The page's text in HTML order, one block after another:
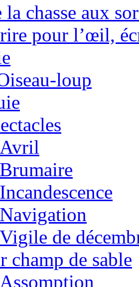
la chasse aux
pour l’œil,
loup
Avril
Brumaire
Incandescence
Navigation
Vigile de
champ de sable
Assomption